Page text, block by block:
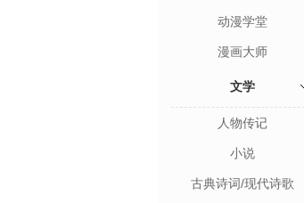
动漫学堂
漫画大师
文学
人物传记
小说
古典诗词/现代诗歌